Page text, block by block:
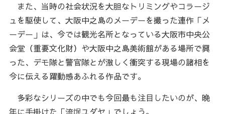
また、当時の社会状況を大胆なトリミングやコラージ
ュを駆使して、大阪中之島のメーデーを撮った連作「メ
ーデー」は、今では観光名所となっている大阪市中央公
会堂（重要文化財）や大阪中之島美術館がある場所で興
った、デモ隊と警官隊とが激しく衝突する現場の諸相を
今に伝える躍動感あふれる作品です。
多彩なシリーズの中でも今回最も注目したいのが、晩
年に手掛けた「流氓ユダヤ」でしょう。